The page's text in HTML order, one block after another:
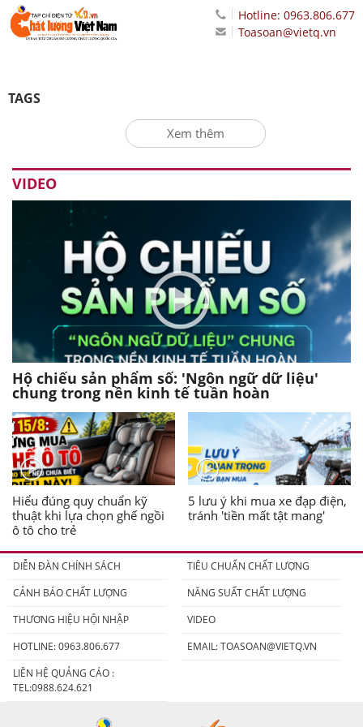
Hotline: 0963.806.677
Toasoan@vietq.vn
TAGS
Xem thêm
VIDEO
Hộ chiếu sản phẩm số: 'Ngôn ngữ dữ liệu'
chung trong nền kinh tế tuần hoàn
Hiểu đúng quy chuẩn kỹ
thuật khi lựa chọn ghế ngồi
ô tô cho trẻ
5 lưu ý khi mua xe đạp điện,
tránh 'tiền mất tật mang'
DIỄN ĐÀN CHÍNH SÁCH
TIÊU CHUẨN CHẤT LƯỢNG
CẢNH BÁO CHẤT LƯỢNG
NĂNG SUẤT CHẤT LƯỢNG
THƯƠNG HIỆU HỘI NHẬP
VIDEO
HOTLINE: 0963.806.677
EMAIL:TOASOAN@VIETQ.VN
LIÊN HỆ QUẢNG CÁO :
TEL:0988.624.621